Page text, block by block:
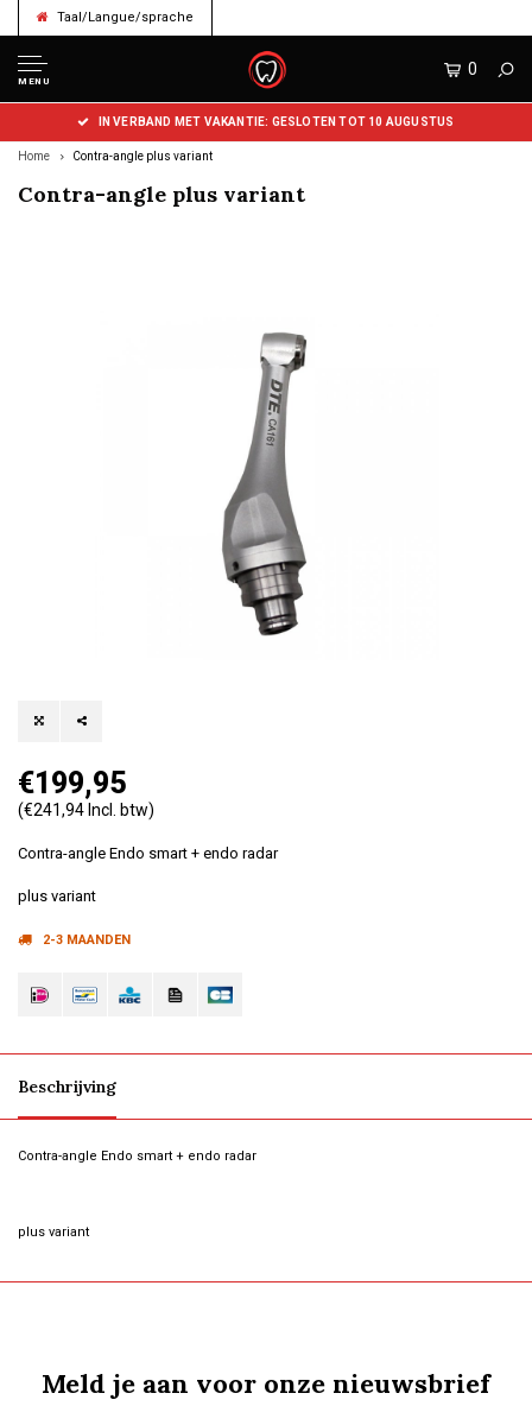
Taal/Langue/sprache
MENU
0
IN VERBAND MET VAKANTIE: GESLOTEN TOT 10 AUGUSTUS
Home Contra-angle plus variant
Contra-angle plus variant
€199,95
(€241,94 Incl. btw)
Contra-angle Endo smart + endo radar
plus variant
2-3 MAANDEN
Beschrijving
Contra-angle Endo smart + endo radar
plus variant
Meld je aan voor onze nieuwsbrief